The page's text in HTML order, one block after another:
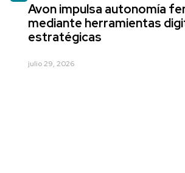
Avon impulsa autonomía
mediante herramientas
estratégicas
julio 29, 2026